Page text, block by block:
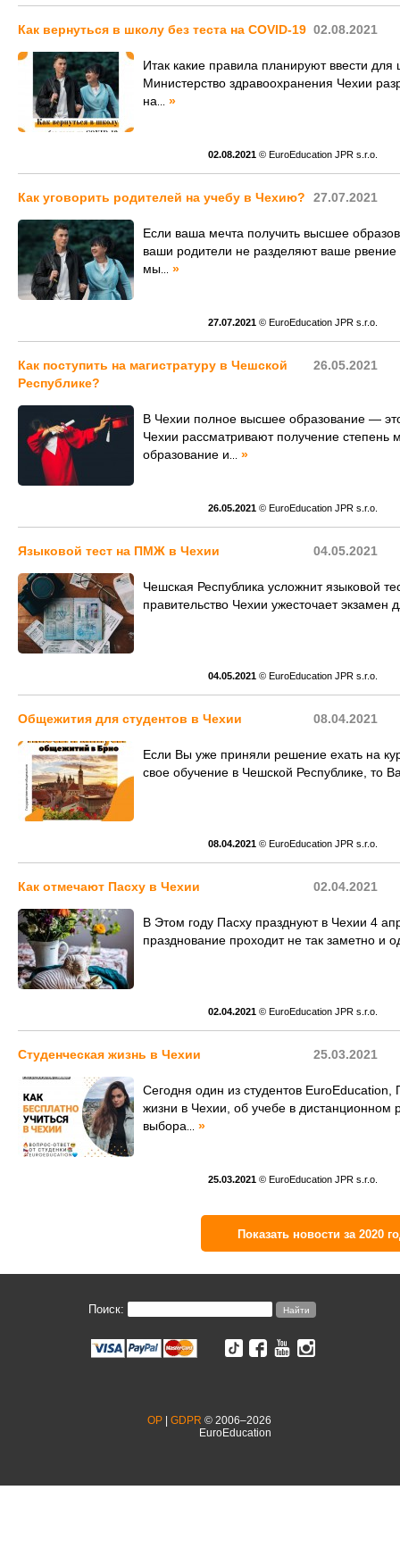
02.08.2021
Как вернуться в школу без теста на COVID-19
Итак какие правила планируют ввести
Министерство здравоохранения Чехии
на
»
02.08.2021 © EuroEducation JPR s.r.o.
27.07.2021
Как уговорить родителей на учебу в Чехию?
Если ваша мечта получить высшее
ваши родители не разделяют ваше рвение
мы
»
27.07.2021 © EuroEducation JPR s.r.o.
26.05.2021
Как поступить на магистратуру в Чешской
Республике?
В Чехии полное высшее образование —
Чехии рассматривают получение степень
образование и
»
26.05.2021 © EuroEducation JPR s.r.o.
04.05.2021
Языковой тест на ПМЖ в Чехии
Чешская Республика усложнит языковой
правительство Чехии ужесточает экзамен
04.05.2021 © EuroEducation JPR s.r.o.
08.04.2021
Общежития для студентов в Чехии
Если Вы уже приняли решение ехать на
свое обучение в Чешской Республике, то
08.04.2021 © EuroEducation JPR s.r.o.
02.04.2021
Как отмечают Пасху в Чехии
В Этом году Пасху празднуют в Чехии 4
празднование проходит не так заметно и
02.04.2021 © EuroEducation JPR s.r.o.
25.03.2021
Студенческая жизнь в Чехии
Сегодня один из студентов
жизни в Чехии, об учебе в дистанционном
выбора
»
25.03.2021 © EuroEducation JPR s.r.o.
Показать новости за 2020
Поиск:
OP GDPR © 2006–2026
EuroEducation